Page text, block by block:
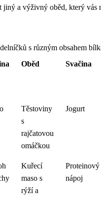
jiný a výživný oběd, který vás
s různým obsahem
Oběd Svačina
Těstoviny
s
rajčatovou
omáčkou
Jogurt
Kuřecí
maso s
rýží a
Proteinový
nápoj